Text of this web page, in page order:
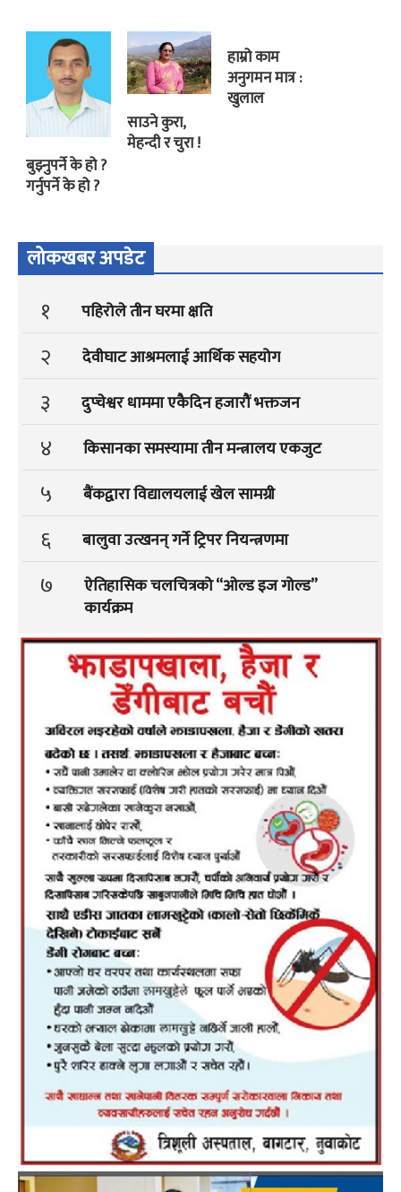
बुझ्नुपर्ने के हो ?
गर्नुपर्ने के हो ?
साउने कुरा,
मेहन्दी र चुरा !
हाम्रो काम
अनुगमन मात्र :
खुलाल
लोकखबर अपडेट
१ पहिरोले तीन घरमा क्षति
२ देवीघाट आश्रमलाई आर्थिक सहयोग
३ दुप्चेश्वर धाममा एकैदिन हजारौं भक्तजन
४ किसानका समस्यामा तीन मन्त्रालय एकजुट
५ बैंकद्वारा विद्यालयलाई खेल सामग्री
६ बालुवा उत्खनन् गर्ने ट्रिपर नियन्त्रणमा
७
ऐतिहासिक चलचित्रको “ओल्ड इज गोल्ड”
कार्यक्रम